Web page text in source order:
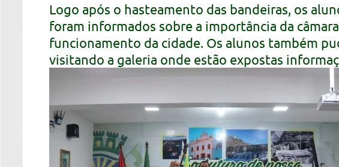
Logo após o hasteamento das bandeiras, os
foram informados sobre a importância da
funcionamento da cidade. Os alunos também
visitando a galeria onde estão expostas